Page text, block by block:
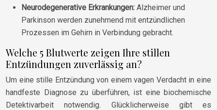
Neurodegenerative Erkrankungen: Alzheimer und
Parkinson werden zunehmend mit entzündlichen
Prozessen im Gehirn in Verbindung gebracht.
Welche 5 Blutwerte zeigen Ihre stillen
Entzündungen zuverlässig an?
Um eine stille Entzündung von einem vagen Verdacht in eine
handfeste Diagnose zu überführen, ist eine biochemische
Detektivarbeit notwendig. Glücklicherweise gibt es